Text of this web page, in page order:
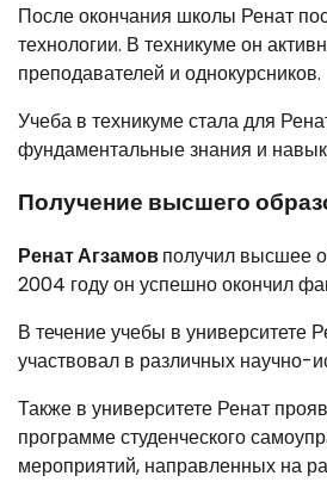
После окончания школы Ренат
технологии. В техникуме он
преподавателей и однокурсников.
Учеба в техникуме стала для
фундаментальные знания и
Получение высшего
Ренат Агзамовполучил высшее
2004 году он успешно окончил
В течение учебы в университете
участвовал в различных научно-
Также в университете Ренат
программе студенческого
мероприятий, направленных на